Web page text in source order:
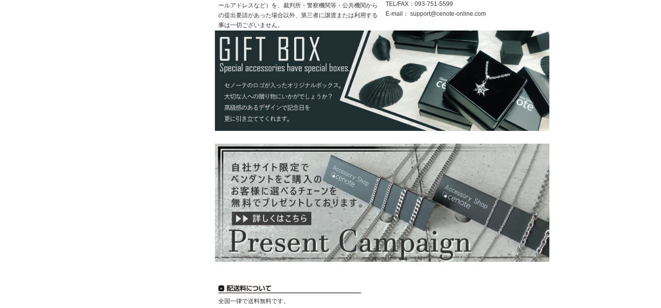
ールアドレスなど）を、裁判所・警察機関等・公共機関から
の提出要請があった場合以外、第三者に譲渡または利用する
事は一切ございません。
TEL/FAX：093-751-5599
E-mail： support@cenote-online.com
全国一律で送料無料です。